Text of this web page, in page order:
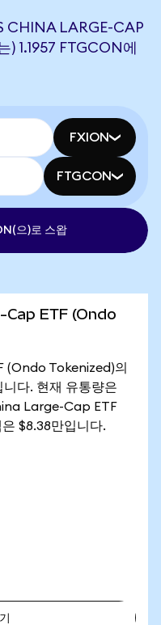
CHINA LARGE-CAP
) 1.1957 FTGCON에
FXION
FTGCON
으)로 스왑
Cap ETF (Ondo
(Ondo Tokenized)의
다. 현재 유통량은
Large-Cap ETF
$8.38만입니다.